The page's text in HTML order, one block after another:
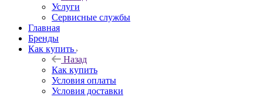
Услуги
Сервисные службы
Главная
Бренды
Как купить
Назад
Как купить
Условия оплаты
Условия доставки